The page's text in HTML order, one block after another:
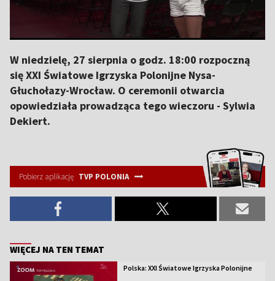
W niedzielę, 27 sierpnia o godz. 18:00 rozpoczną
się XXI Światowe Igrzyska Polonijne Nysa-
Głuchołazy-Wrocław. O ceremonii otwarcia
opowiedziała prowadząca tego wieczoru - Sylwia
Dekiert.
Pobierz aplikację TVP POLONIA
WIĘCEJ NA TEN TEMAT
Polska: XXI Światowe Igrzyska Polonijne